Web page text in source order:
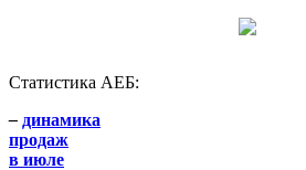
Статистика АЕБ:
– динамика
продаж
в июле